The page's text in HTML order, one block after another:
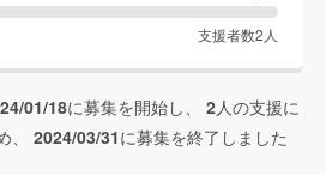
支援者数2 人
01/18に募集を開始し、 2人の支援に
、 2024/03/31に募集を終了しました